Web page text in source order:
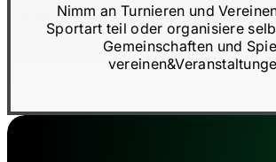
Nimm an Turnieren und
Sportart teil oder organisiere
Gemeinschaften und
vereinen&